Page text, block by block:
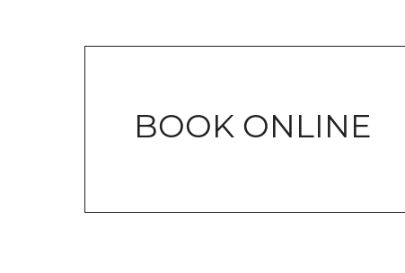
BOOK ONLINE